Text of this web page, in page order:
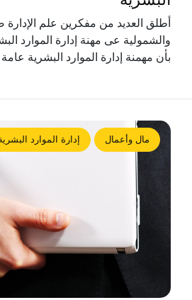
أطلق العديد من مفكرين علم الإدارة
والشمولية عى مهنة إدارة الموارد
بأن مهمنة إدارة الموارد البشرية
مال وأعمال إدارة الموارد